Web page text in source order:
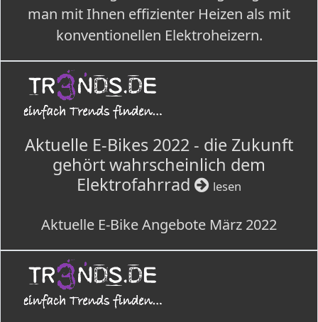
man mit Ihnen effizienter Heizen als mit
konventionellen Elektroheizern.
Aktuelle E-Bikes 2022 - die Zukunft
gehört wahrscheinlich dem
Elektrofahrrad
lesen
Aktuelle E-Bike Angebote März 2022